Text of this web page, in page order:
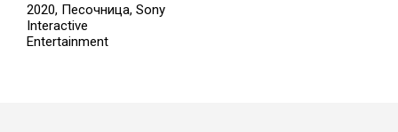
2020, Песочница, Sony
Interactive
Entertainment